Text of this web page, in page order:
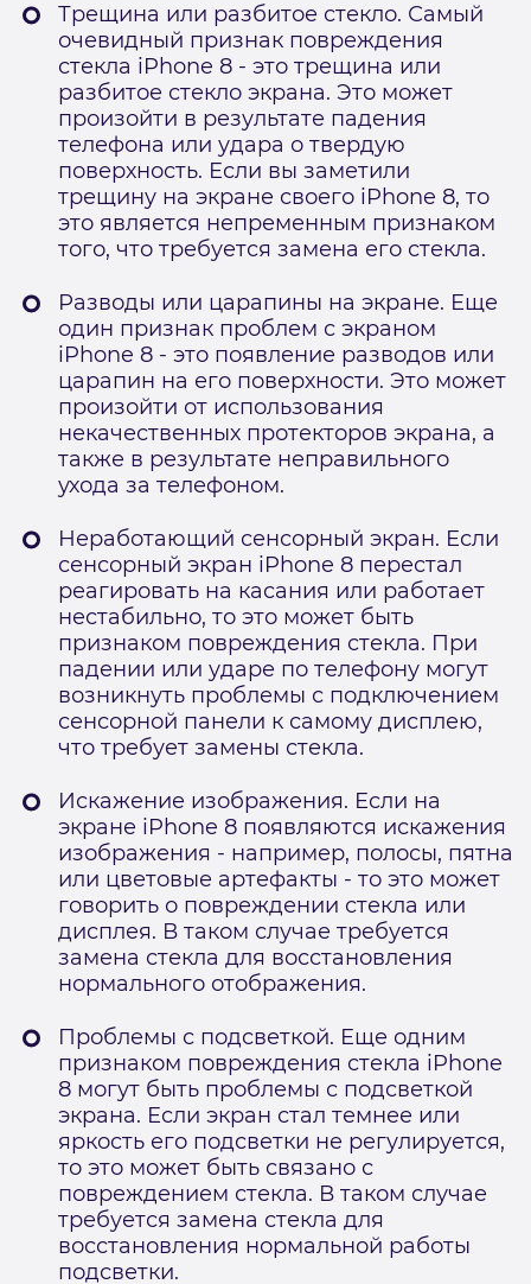
Трещина или разбитое стекло. Самый
очевидный признак повреждения
стекла iPhone 8 - это трещина или
разбитое стекло экрана. Это может
произойти в результате падения
телефона или удара о твердую
поверхность. Если вы заметили
трещину на экране своего iPhone 8, то
это является непременным признаком
того, что требуется замена его стекла.
Разводы или царапины на экране. Еще
один признак проблем с экраном
iPhone 8 - это появление разводов или
царапин на его поверхности. Это может
произойти от использования
некачественных протекторов экрана, а
также в результате неправильного
ухода за телефоном.
Неработающий сенсорный экран. Если
сенсорный экран iPhone 8 перестал
реагировать на касания или работает
нестабильно, то это может быть
признаком повреждения стекла. При
падении или ударе по телефону могут
возникнуть проблемы с подключением
сенсорной панели к самому дисплею,
что требует замены стекла.
Искажение изображения. Если на
экране iPhone 8 появляются искажения
изображения - например, полосы, пятна
или цветовые артефакты - то это может
говорить о повреждении стекла или
дисплея. В таком случае требуется
замена стекла для восстановления
нормального отображения.
Проблемы с подсветкой. Еще одним
признаком повреждения стекла iPhone
8 могут быть проблемы с подсветкой
экрана. Если экран стал темнее или
яркость его подсветки не регулируется,
то это может быть связано с
повреждением стекла. В таком случае
требуется замена стекла для
восстановления нормальной работы
подсветки.